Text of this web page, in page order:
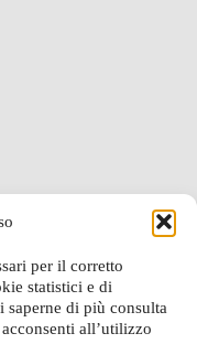
per il corretto
statistici e di
di più consulta
all’utilizzo